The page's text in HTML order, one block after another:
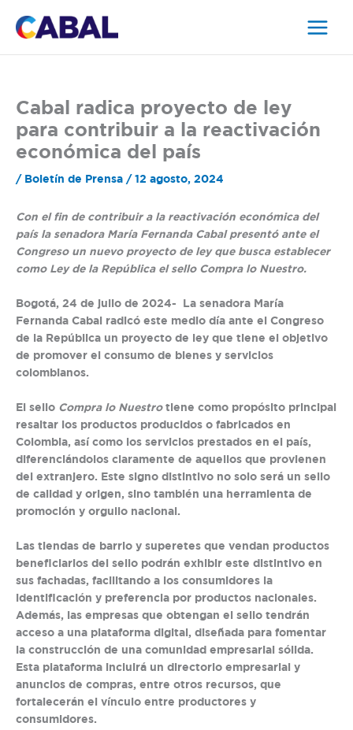
Cabal radica proyecto de ley
para contribuir a la reactivación
económica del país
/ Boletín de Prensa / 12 agosto, 2024
Con el fin de contribuir a la reactivación económica del
país la senadora María Fernanda Cabal presentó ante el
Congreso un nuevo proyecto de ley que busca establecer
como Ley de la República el sello Compra lo Nuestro.
Bogotá, 24 de julio de 2024-
La senadora María
Fernanda Cabal radicó este medio día ante el Congreso
de la República un proyecto de ley que tiene el objetivo
de promover el consumo de bienes y servicios
colombianos.
El sello Compra lo Nuestrotiene como propósito principal
resaltar los productos producidos o fabricados en
Colombia, así como los servicios prestados en el país,
diferenciándolos claramente de aquellos que provienen
del extranjero. Este signo distintivo no solo será un sello
de calidad y origen, sino también una herramienta de
promoción y orgullo nacional.
Las tiendas de barrio y superetes que vendan productos
beneficiarios del sello podrán exhibir este distintivo en
sus fachadas, facilitando a los consumidores la
identificación y preferencia por productos nacionales.
Además, las empresas que obtengan el sello tendrán
acceso a una plataforma digital, diseñada para fomentar
la construcción de una comunidad empresarial sólida.
Esta plataforma incluirá un directorio empresarial y
anuncios de compras, entre otros recursos, que
fortalecerán el vínculo entre productores y
consumidores.